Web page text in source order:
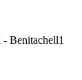
Benitachell1